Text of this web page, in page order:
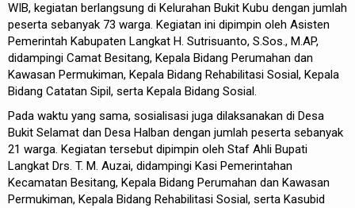
WIB, kegiatan berlangsung di Kelurahan Bukit Kubu dengan jumlah
peserta sebanyak 73 warga. Kegiatan ini dipimpin oleh Asisten
Pemerintah Kabupaten Langkat H. Sutrisuanto, S.Sos., M.AP,
didampingi Camat Besitang, Kepala Bidang Perumahan dan
Kawasan Permukiman, Kepala Bidang Rehabilitasi Sosial, Kepala
Bidang Catatan Sipil, serta Kepala Bidang Sosial.
Pada waktu yang sama, sosialisasi juga dilaksanakan di Desa
Bukit Selamat dan Desa Halban dengan jumlah peserta sebanyak
21 warga. Kegiatan tersebut dipimpin oleh Staf Ahli Bupati
Langkat Drs. T. M. Auzai, didampingi Kasi Pemerintahan
Kecamatan Besitang, Kepala Bidang Perumahan dan Kawasan
Permukiman, Kepala Bidang Rehabilitasi Sosial, serta Kasubid